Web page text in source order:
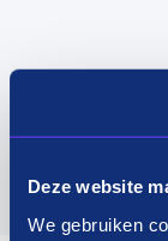
Deze website
We gebruiken